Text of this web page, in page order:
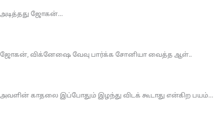
அடித்தது ஜோகன்…
ஜோகன், விக்னேஷை வேவு பார்க்க சோனியா வைத்த ஆள்..
அவளின் காதலை இப்போதும் இழந்து விடக் கூடாது என்கிற பயம்…